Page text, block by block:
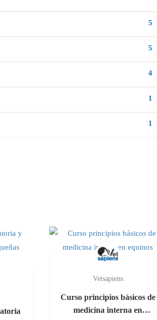
5
5
4
1
1
Vetsapiens
Curso principios básicos de
medicina interna en